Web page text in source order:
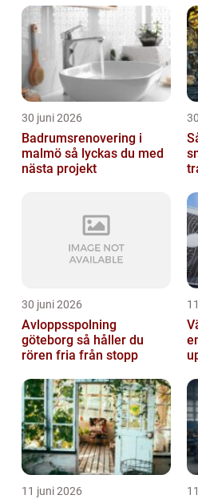
30 juni 2026
Badrumsrenovering i
malmö så lyckas du med
nästa projekt
30 juni 2026
Avloppsspolning
göteborg så håller du
rören fria från stopp
11 juni 2026